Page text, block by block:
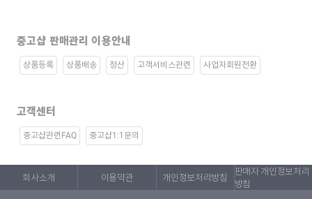
중고샵 판매관리 이용안내
상품등록 상품배송 정산 고객서비스관련 사업자회원전환
고객센터
중고샵관련FAQ 중고샵1:1문의
회사소개 이용약관 개인정보처리방침
판매자 개인정보처리
방침